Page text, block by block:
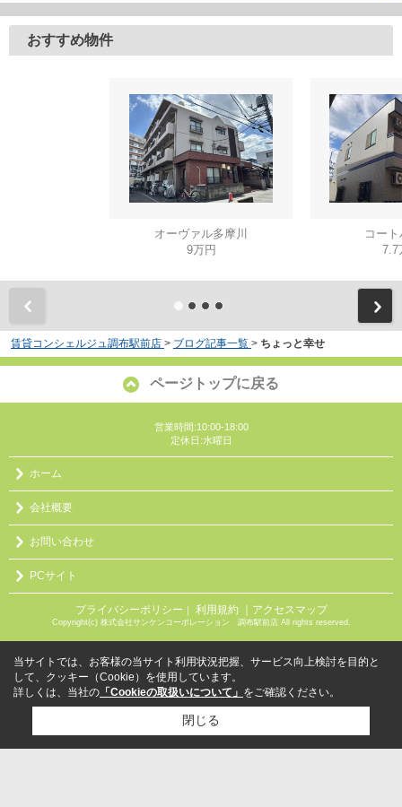
おすすめ物件
オーヴァル多摩川
9万円
コー
7.7
賃貸コンシェルジュ調布駅前店 > ブログ記事一覧 > ちょっと幸せ
ページトップに戻る
営業時間:10:00-18:00
定休日:水曜日
ホーム
会社概要
お問い合わせ
PCサイト
プライバシーポリシー ｜ 利用規約 ｜アクセスマップ
Copyright(c) 株式会社サンケンコーポレーション 調布駅前店 All rights reserved.
当サイトでは、お客様の当サイト利用状況把握、サービス向上検討を目的と
して、クッキー（Cookie）を使用しています。
詳しくは、当社の 「Cookieの取扱いについて」 をご確認ください。
閉じる